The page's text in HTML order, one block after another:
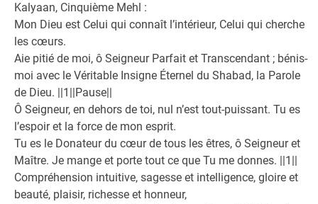
Kalyaan, Cinquième Mehl :
Mon Dieu est Celui qui connaît l’intérieur, Celui qui cherche
les cœurs.
Aie pitié de moi, ô Seigneur Parfait et Transcendant ; bénis-
moi avec le Véritable Insigne Éternel du Shabad, la Parole
de Dieu. ||1||Pause||
Ô Seigneur, en dehors de toi, nul n’est tout-puissant. Tu es
l’espoir et la force de mon esprit.
Tu es le Donateur du cœur de tous les êtres, ô Seigneur et
Maître. Je mange et porte tout ce que Tu me donnes. ||1||
Compréhension intuitive, sagesse et intelligence, gloire et
beauté, plaisir, richesse et honneur,